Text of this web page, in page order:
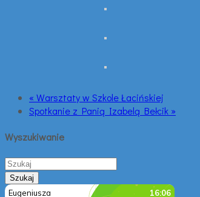
« Warsztaty w Szkole Łacińskiej
Spotkanie z Panią Izabelą Bełcik »
Wyszukiwanie